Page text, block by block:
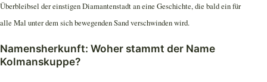
Überbleibsel der einstigen Diamantenstadt an eine Geschichte, die bald ein für
alle Mal unter dem sich bewegenden Sand verschwinden wird.
Namensherkunft: Woher stammt der Name
Kolmanskuppe?